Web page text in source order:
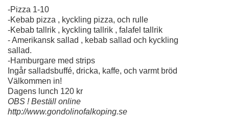
-Pizza 1-10
-Kebab pizza , kyckling pizza, och rulle
-Kebab tallrik , kyckling tallrik , falafel tallrik
- Amerikansk sallad , kebab sallad och kyckling
sallad.
-Hamburgare med strips
Ingår salladsbuffé, dricka, kaffe, och varmt bröd
Välkommen in!
Dagens lunch 120 kr
OBS ! Beställ online
http://www.gondolinofalkoping.se